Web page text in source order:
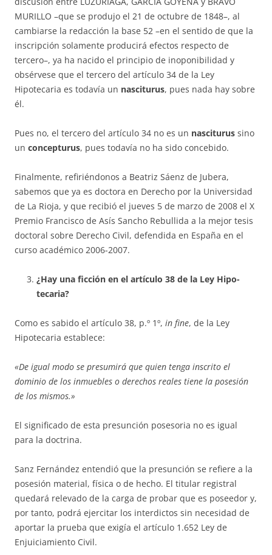
MURILLO –que se produjo el 21 de octubre de 1848–, al
cambiarse la redacción la base 52 –en el sentido de que la
inscripción solamente producirá efectos respecto de
tercero–, ya ha nacido el principio de inoponibilidad y
obsérvese que el tercero del ar­tículo 34 de la Ley
Hipotecaria es todavía un nasciturus, pues nada hay sobre
él.
Pues no, el tercero del artículo 34 no es un nasciturus sino
un con­cep­turus, pues todavía no ha sido concebido.
Finalmente, refiriéndonos a Beatriz Sáenz de Jubera,
sabemos que ya es doctora en Derecho por la Universidad
de La Rioja, y que recibió el jueves 5 de marzo de 2008 el X
Premio Francisco de Asís Sancho Rebu­llida a la mejor tesis
doctoral so­bre Derecho Civil, defendida en España en el
curso académico 2006-2007.
¿Hay una ficción en el artículo 38 de la Ley Hipo­
tecaria?
Como es sabido el artículo 38, p.º 1º, in fine, de la Ley
Hipotecaria establece:
«De igual modo se presumirá que quien tenga inscrito el
dominio de los inmuebles o derechos reales tiene la posesión
de los mismos.»
El significado de esta presunción posesoria no es igual
para la doctrina.
Sanz Fernández entendió que la presunción se refiere a la
po­se­sión material, física o de hecho. El titular registral
quedará relevado de la carga de probar que es poseedor y,
por tanto, podrá ejercitar los inter­dic­tos sin ne­cesidad de
aportar la prueba que exigía el artículo 1.652 Ley de
Enjuiciamiento Civil.